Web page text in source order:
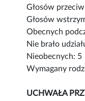
Głosów
Głosów
Obecnych
Nie brało
Nieobecnych: 5
Wymagany
UCHWAŁA